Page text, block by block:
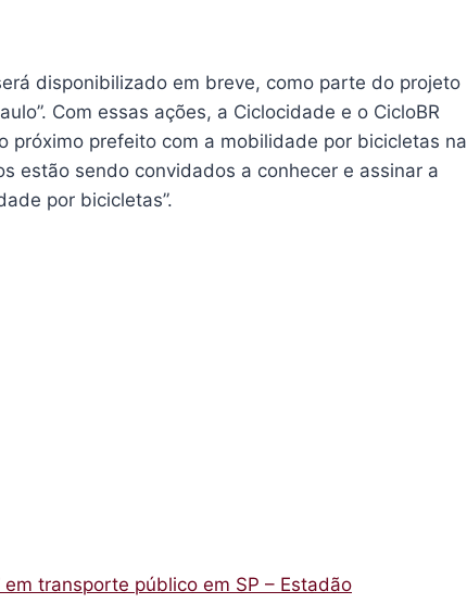
disponibilizado em breve, como parte do projeto
Com essas ações, a Ciclocidade e o CicloBR
próximo prefeito com a mobilidade por bicicletas na
estão sendo convidados a conhecer e assinar a
por bicicletas”.
transporte público em SP – Estadão